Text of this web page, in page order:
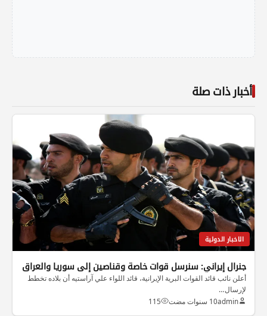
أخبار ذات صلة
الاخبار الدولية
جنرال إيراني: سنرسل قوات خاصة وقناصين إلى سوريا والعراق
أعلن نائب قائد القوات البرية الإيرانية، قائد اللواء علي آراستيه أن بلاده تخطط
لإرسال…
admin10 سنوات مضت 115